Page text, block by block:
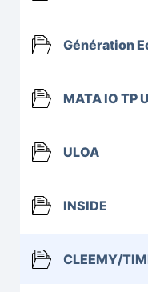
Génération
MATA IO TP
ULOA
INSIDE
CLEEMY/